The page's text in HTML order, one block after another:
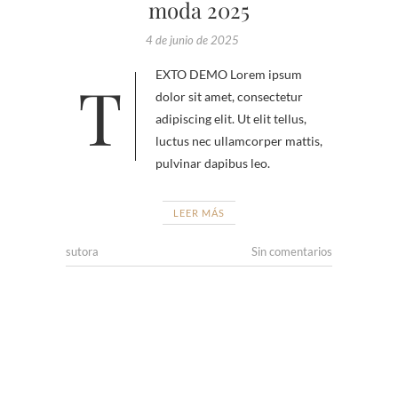
moda 2025
4 de junio de 2025
TEXTO DEMO Lorem ipsum
dolor sit amet, consectetur
adipiscing elit. Ut elit tellus,
luctus nec ullamcorper mattis,
pulvinar dapibus leo.
LEER MÁS
sutora Sin comentarios